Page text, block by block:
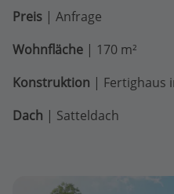
Preis | Anfrage
Wohnfläche | 170 m²
Konstruktion | Fertighaus
Dach | Satteldach